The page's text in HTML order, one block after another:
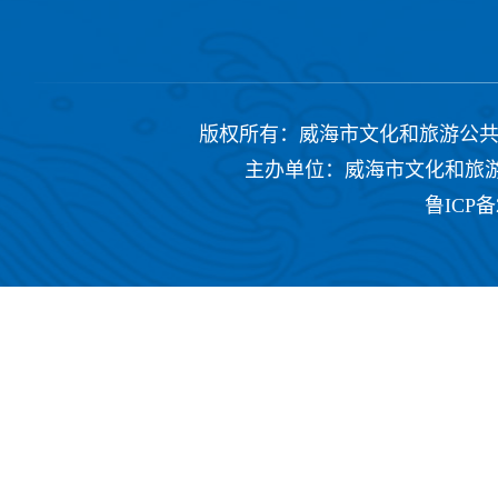
版权所有：威海市文化和旅游公共
主办单位：威海市文化和旅
鲁ICP备